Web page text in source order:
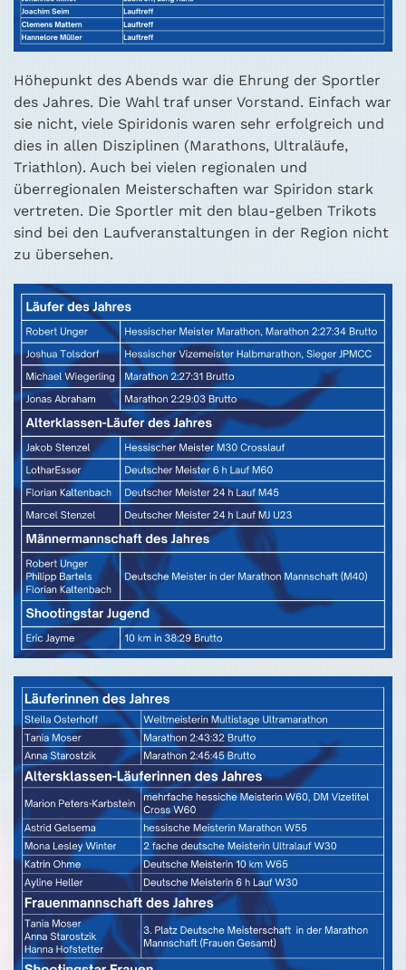
Höhepunkt des Abends war die Ehrung der Sportler
des Jahres. Die Wahl traf unser Vorstand. Einfach war
sie nicht, viele Spiridonis waren sehr erfolgreich und
dies in allen Disziplinen (Marathons, Ultraläufe,
Triathlon). Auch bei vielen regionalen und
überregionalen Meisterschaften war Spiridon stark
vertreten. Die Sportler mit den blau-gelben Trikots
sind bei den Laufveranstaltungen in der Region nicht
zu übersehen.